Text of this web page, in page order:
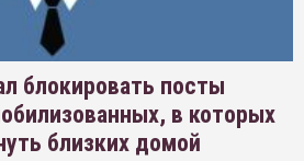
блокировать посты
в которых
близких домой